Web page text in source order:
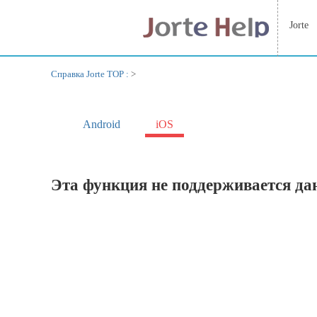
Jorte
Справка Jorte TOP : >
Android iOS
Эта функция не поддерживается